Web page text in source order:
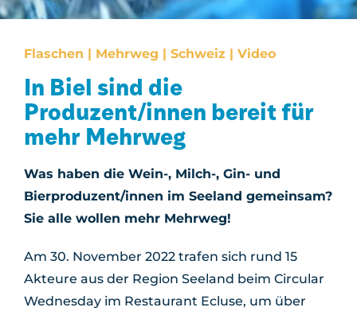
Flaschen | Mehrweg | Schweiz | Video
In Biel sind die
Produzent/innen bereit für
mehr Mehrweg
Was haben die Wein-, Milch-, Gin- und
Bierproduzent/innen im Seeland gemeinsam?
Sie alle wollen mehr Mehrweg!
Am 30. November 2022 trafen sich rund 15
Akteure aus der Region Seeland beim Circular
Wednesday im Restaurant Ecluse, um über